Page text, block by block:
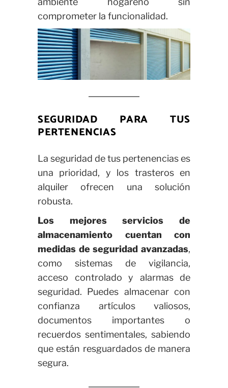
comprometer la funcionalidad.
SEGURIDAD PARA TUS
PERTENENCIAS
La seguridad de tus pertenencias es
una prioridad, y los trasteros en
alquiler ofrecen una solución
robusta.
Los mejores servicios de
almacenamiento cuentan con
medidas de seguridad avanzadas,
como sistemas de vigilancia,
acceso controlado y alarmas de
seguridad. Puedes almacenar con
confianza artículos valiosos,
documentos importantes o
recuerdos sentimentales, sabiendo
que están resguardados de manera
segura.